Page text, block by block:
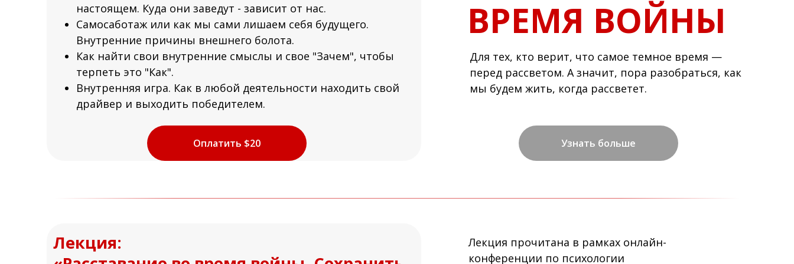
Оплатить $20 Узнать больше
Для тех, кто верит, что самое темное время —
перед рассветом. А значит, пора разобраться, как
мы будем жить, когда рассветет.
настоящем. Куда они заведут - зависит от нас.
Самосаботаж или как мы сами лишаем себя будущего.
Внутренние причины внешнего болота.
Как найти свои внутренние смыслы и свое "Зачем", чтобы
терпеть это "Как".
Внутренняя игра. Как в любой деятельности находить свой
драйвер и выходить победителем.
ВРЕМЯ ВОЙНЫ
Лекция:
Лекция прочитана в рамках онлайн-
конференции по психологии